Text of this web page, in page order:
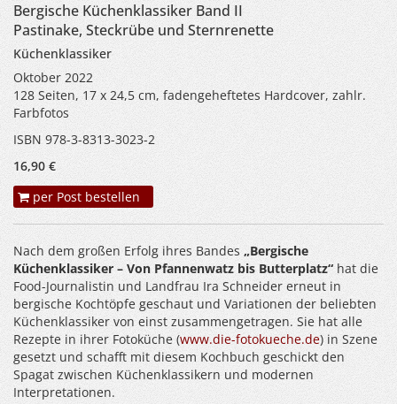
Bergische Küchenklassiker Band II
Pastinake, Steckrübe und Sternrenette
Küchenklassiker
Oktober 2022
128 Seiten, 17 x 24,5 cm, fadengeheftetes Hardcover, zahlr.
Farbfotos
ISBN 978-3-8313-3023-2
16,90 €
per Post bestellen
Nach dem großen Erfolg ihres Bandes „Bergische
Küchenklassiker – Von Pfannenwatz bis Butterplatz“ hat die
Food-Journalistin und Landfrau Ira Schneider erneut in
bergische Kochtöpfe geschaut und Variationen der beliebten
Küchenklassiker von einst zusammengetragen. Sie hat alle
Rezepte in ihrer Fotoküche (www.die-fotokueche.de) in Szene
gesetzt und schafft mit diesem Kochbuch geschickt den
Spagat zwischen Küchenklassikern und modernen
Interpretationen.